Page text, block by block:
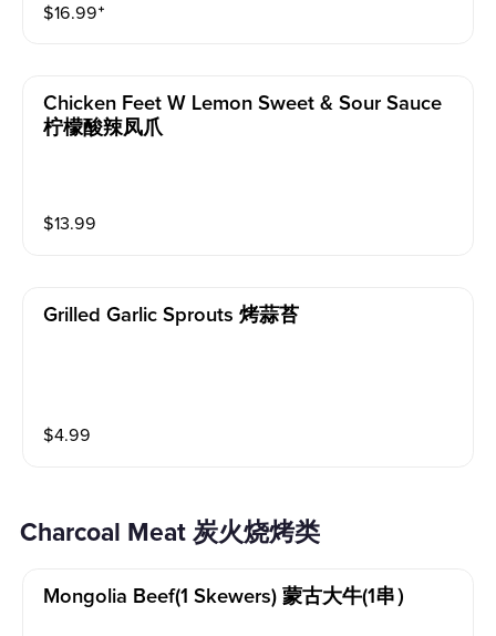
$16.99⁺
Chicken Feet W Lemon Sweet & Sour Sauce
柠檬酸辣凤爪
$13.99
Grilled Garlic Sprouts 烤蒜苔
$4.99
Charcoal Meat 炭火烧烤类
Mongolia Beef(1 Skewers) 蒙古大牛(1串）